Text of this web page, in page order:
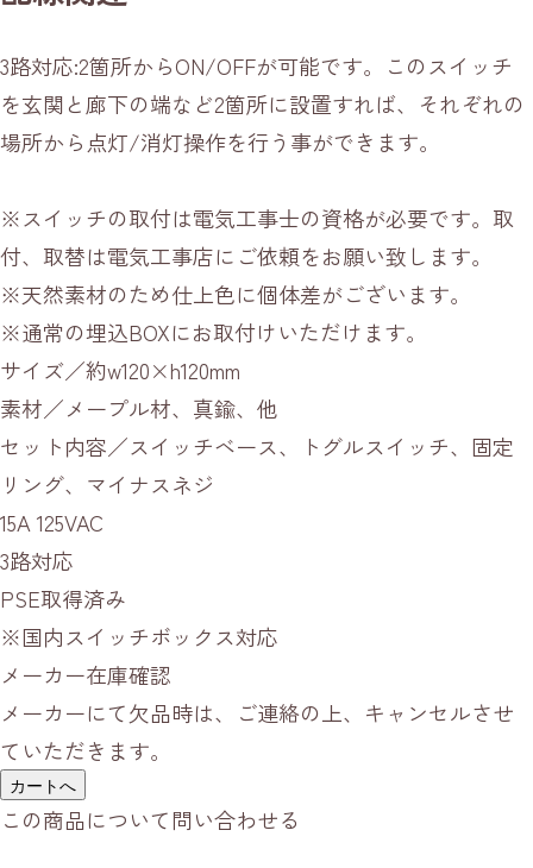
3路対応:2箇所からON/OFFが可能です。このスイッチ
を玄関と廊下の端など2箇所に設置すれば、それぞれの
場所から点灯/消灯操作を行う事ができます。
※スイッチの取付は電気工事士の資格が必要です。取
付、取替は電気工事店にご依頼をお願い致します。
※天然素材のため仕上色に個体差がございます。
※通常の埋込BOXにお取付けいただけます。
サイズ／約w120×h120mm
素材／メープル材、真鍮、他
セット内容／スイッチベース、トグルスイッチ、固定
リング、マイナスネジ
15A 125VAC
3路対応
PSE取得済み
※国内スイッチボックス対応
メーカー在庫確認
メーカーにて欠品時は、ご連絡の上、キャンセルさせ
ていただきます。
カートへ
この商品について問い合わせる